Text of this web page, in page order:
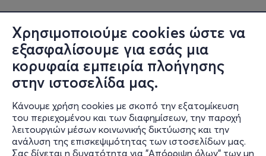
Χρησιμοποιούμε cookies ώστε να
εξασφαλίσουμε για εσάς μια
κορυφαία εμπειρία πλοήγησης
στην ιστοσελίδα μας.
Κάνουμε χρήση cookies με σκοπό την εξατομίκευση
του περιεχομένου και των διαφημίσεων, την παροχή
λειτουργιών μέσων κοινωνικής δικτύωσης και την
ανάλυση της επισκεψιμότητας των ιστοσελίδων μας.
Σας δίνεται η δυνατότητα για "Απόρριψη όλων" των μη